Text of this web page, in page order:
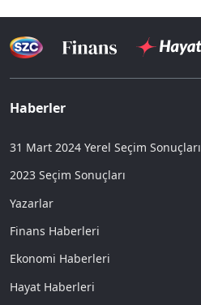
Haberler
31 Mart 2024 Yerel Seçim Sonuçları
2023 Seçim Sonuçları
Yazarlar
Finans Haberleri
Ekonomi Haberleri
Hayat Haberleri